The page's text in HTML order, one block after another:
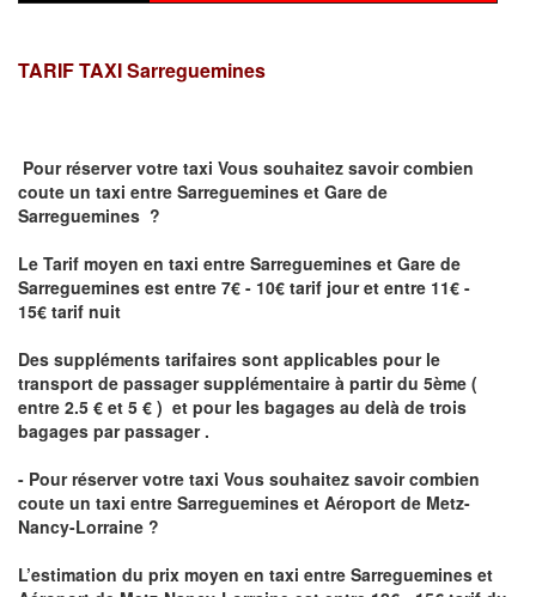
TARIF TAXISarreguemines
Pour réserver votre taxi Vous souhaitez savoircombien
coute un taxi entre Sarreguemines et Gare de
Sarreguemines ?
Le Tarif moyen en taxi entre Sarreguemines et Gare de
Sarreguemines est entre 7€ - 10€ tarif jour et entre 11€ -
15€ tarif nuit
Des suppléments tarifaires sont applicables pour le
transport de passager supplémentaire à partir du 5ème (
entre 2.5 € et 5 € ) et pour les bagages au delà de trois
bagages par passager .
- Pour réserver votre taxi Vous souhaitez savoircombien
coute un taxi entre Sarreguemines et Aéroport de Metz-
Nancy-Lorraine ?
L’estimation du prix moyen en taxi entre Sarreguemines et